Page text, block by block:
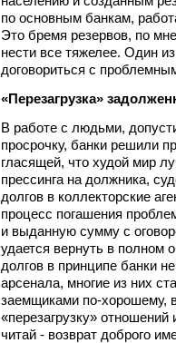
по основным банкам,
Это бремя резервов, по
нести все тяжелее. Один
договориться с
«Перезагрузка»
В работе с людьми,
просрочку, банки решили
гласящей, что худой мир
прессинга на должника,
долгов в коллекторские
процесс погашения
и выданную сумму с
удается вернуть в полном
долгов в принципе банки
арсенала, многие из них
заемщиками по-хорошему,
«перезагрузку» отношений
читай - возврат доброго